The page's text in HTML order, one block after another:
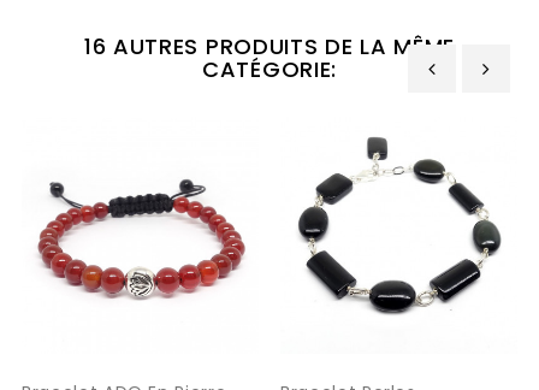
16 AUTRES PRODUITS DE LA MÊME
CATÉGORIE: